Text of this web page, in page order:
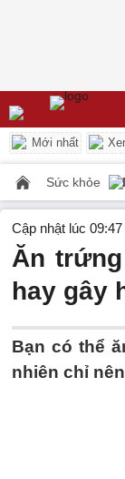
Mới nhất
Sức khỏe
Cập nhật lúc
Ăn
hay gây
Bạn có thể
nhiên chỉ